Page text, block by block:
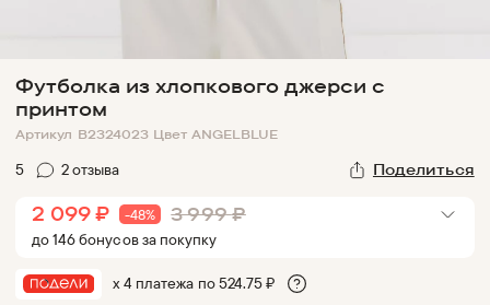
Футболка из хлопкового джерси с
принтом
Артикул B2324023 Цвет ANGELBLUE
5 2отзыва Поделиться
2 099 ₽ -48% 3 999 ₽
до146бонусовза покупку
х 4 платежа по524.75₽